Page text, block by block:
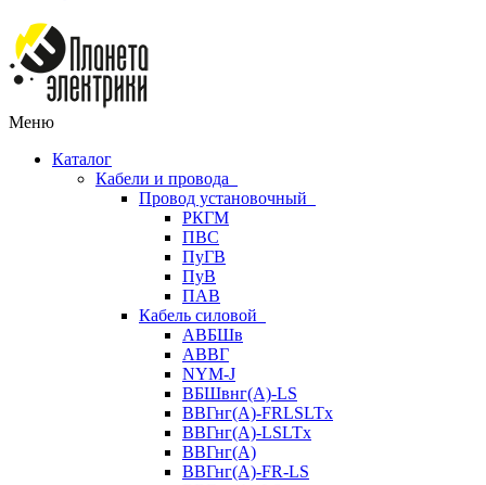
Меню
Каталог
Кабели и провода
Провод установочный
РКГМ
ПВС
ПуГВ
ПуВ
ПАВ
Кабель силовой
АВБШв
АВВГ
NYM-J
ВБШвнг(А)-LS
ВВГнг(A)-FRLSLTx
ВВГнг(A)-LSLTx
ВВГнг(А)
ВВГнг(А)-FR-LS